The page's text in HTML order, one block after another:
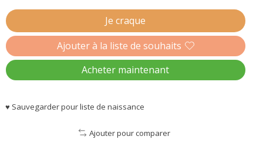
Je craque
Ajouter à la liste de souhaits
Acheter maintenant
♥ Sauvegarder pour liste de naissance
Ajouter pour comparer